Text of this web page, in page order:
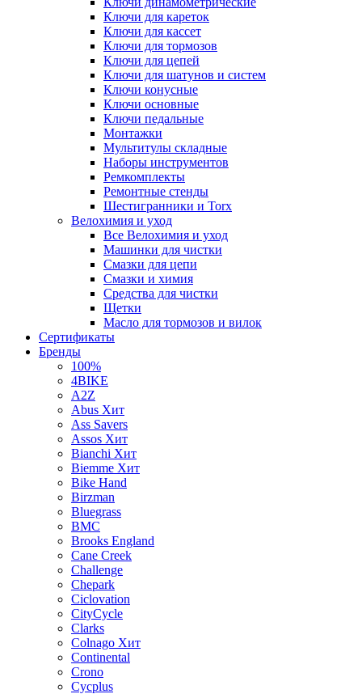
Ключи для кареток
Ключи для кассет
Ключи для тормозов
Ключи для цепей
Ключи для шатунов и систем
Ключи конусные
Ключи основные
Ключи педальные
Монтажки
Мультитулы складные
Наборы инструментов
Ремкомплекты
Ремонтные стенды
Шестигранники и Torx
Велохимия и уход
Все Велохимия и уход
Машинки для чистки
Смазки для цепи
Смазки и химия
Средства для чистки
Щетки
Масло для тормозов и вилок
Сертификаты
Бренды
100%
4BIKE
A2Z
Abus Хит
Ass Savers
Assos Хит
Bianchi Хит
Biemme Хит
Bike Hand
Birzman
Bluegrass
BMC
Brooks England
Cane Creek
Challenge
Chepark
Ciclovation
CityCycle
Clarks
Colnago Хит
Continental
Crono
Cycplus